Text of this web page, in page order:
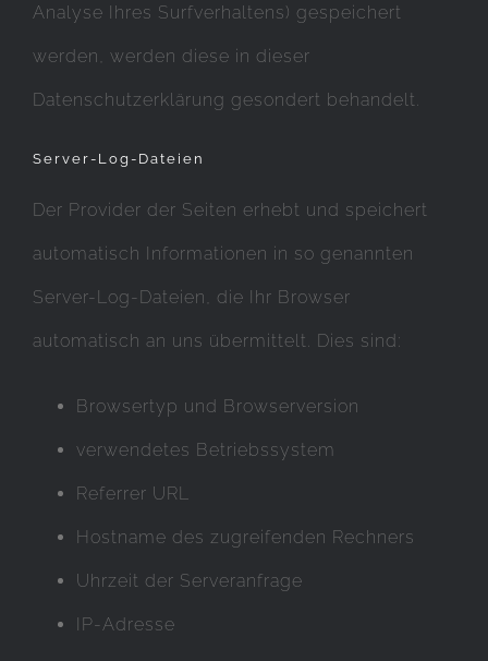
Analyse Ihres Surfverhaltens) gespeichert
werden, werden diese in dieser
Datenschutzerklärung gesondert behandelt.
Server-Log-Dateien
Der Provider der Seiten erhebt und speichert
automatisch Informationen in so genannten
Server-Log-Dateien, die Ihr Browser
automatisch an uns übermittelt. Dies sind:
Browsertyp und Browserversion
verwendetes Betriebssystem
Referrer URL
Hostname des zugreifenden Rechners
Uhrzeit der Serveranfrage
IP-Adresse